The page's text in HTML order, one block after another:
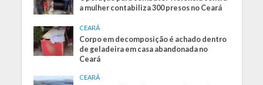
a mulher contabiliza 300 presos no Ceará
CEARÁ
Corpo em decomposição é achado dentro
de geladeira em casa abandonada no
Ceará
CEARÁ